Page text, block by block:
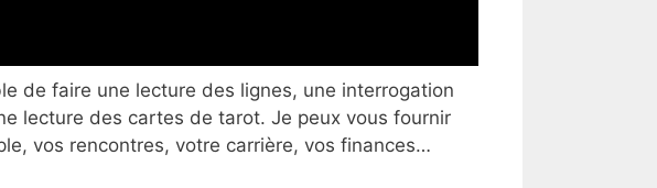
de faire une lecture des lignes, une interrogation
lecture des cartes de tarot. Je peux vous fournir
vos rencontres, votre carrière, vos finances…